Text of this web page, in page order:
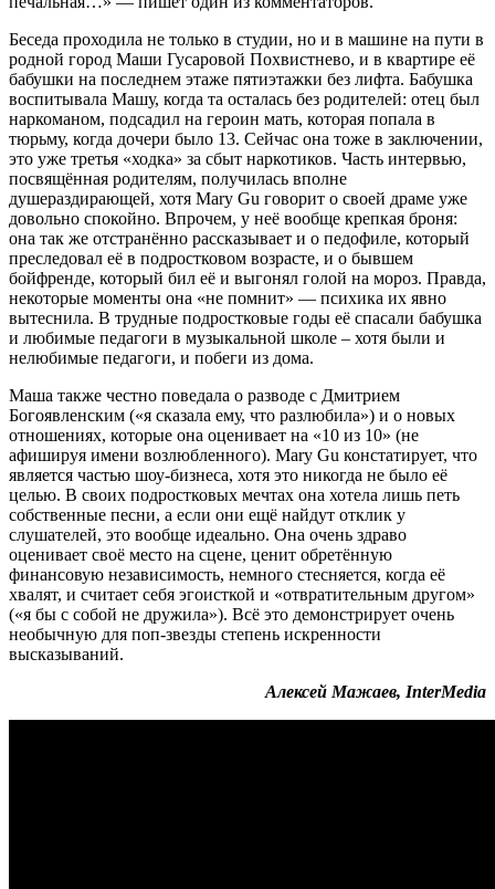
Беседа проходила не только в студии, но и в машине на пути в
родной город Маши Гусаровой Похвистнево, и в квартире её
бабушки на последнем этаже пятиэтажки без лифта. Бабушка
воспитывала Машу, когда та осталась без родителей: отец был
наркоманом, подсадил на героин мать, которая попала в
тюрьму, когда дочери было 13. Сейчас она тоже в заключении,
это уже третья «ходка» за сбыт наркотиков. Часть интервью,
посвящённая родителям, получилась вполне
душераздирающей, хотя Mary Gu говорит о своей драме уже
довольно спокойно. Впрочем, у неё вообще крепкая броня:
она так же отстранённо рассказывает и о педофиле, который
преследовал её в подростковом возрасте, и о бывшем
бойфренде, который бил её и выгонял голой на мороз. Правда,
некоторые моменты она «не помнит» — психика их явно
вытеснила. В трудные подростковые годы её спасали бабушка
и любимые педагоги в музыкальной школе – хотя были и
нелюбимые педагоги, и побеги из дома.
Маша также честно поведала о разводе с Дмитрием
Богоявленским («я сказала ему, что разлюбила») и о новых
отношениях, которые она оценивает на «10 из 10» (не
афишируя имени возлюбленного). Mary Gu констатирует, что
является частью шоу-бизнеса, хотя это никогда не было её
целью. В своих подростковых мечтах она хотела лишь петь
собственные песни, а если они ещё найдут отклик у
слушателей, это вообще идеально. Она очень здраво
оценивает своё место на сцене, ценит обретённую
финансовую независимость, немного стесняется, когда её
хвалят, и считает себя эгоисткой и «отвратительным другом»
(«я бы с собой не дружила»). Всё это демонстрирует очень
необычную для поп-звезды степень искренности
высказываний.
Алексей Мажаев, InterMedia